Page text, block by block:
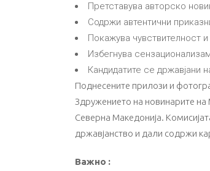
Претставува авторско
Содржи автентични
Покажува чувствителност
Избегнува
Кандидатите се државјани
Поднесените прилози и
Здружението на новинарите
Северна Македонија.
државјанство и дали содржи
Важно :